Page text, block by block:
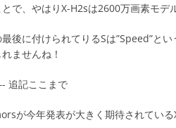
で、やはりX-H2sは2600万画素モデ
後に付けられてりるSは”Speed”と
ませんね！
記ここまで
が今年発表が大きく期待されている